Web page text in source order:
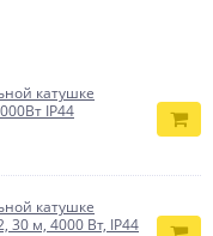
катушке
IP44
катушке
30 м, 4000 Вт, IP44